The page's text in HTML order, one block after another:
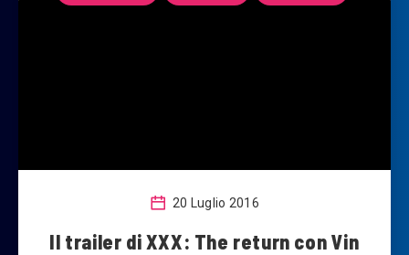
20 Luglio 2016
Il trailer di XXX: The return con Vin